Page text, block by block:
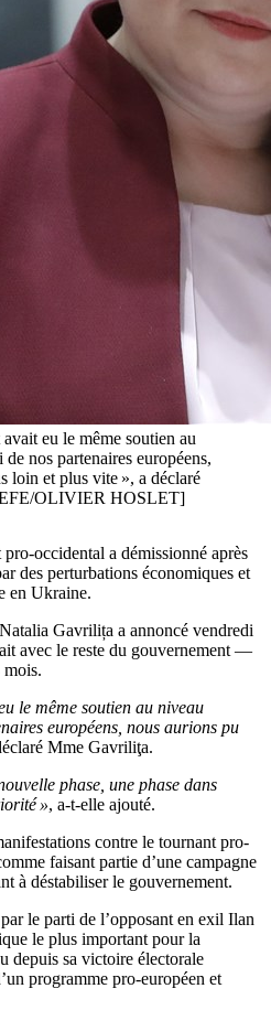
eu le même soutien au
nos partenaires européens,
loin et plus vite », a déclaré
OLIVIER HOSLET]
occidental a démissionné après
des perturbations économiques et
en Ukraine.
Gavrilița a annoncé vendredi
avec le reste du gouvernement —
le même soutien au niveau
européens, nous aurions pu
Mme Gavriliţa.
phase, une phase dans
», a-t-elle ajouté.
contre le tournant pro-
faisant partie d’une campagne
à déstabiliser le gouvernement.
le parti de l’opposant en exil Ilan
le plus important pour la
depuis sa victoire électorale
programme pro-européen et